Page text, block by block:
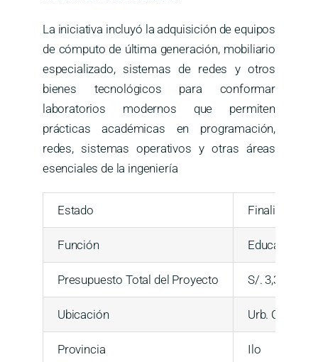
La iniciativa incluyó la adquisición de equipos
de cómputo de última generación, mobiliario
especializado, sistemas de redes y otros
bienes tecnológicos para conformar
laboratorios modernos que permiten
prácticas académicas en programación,
redes, sistemas operativos y otras áreas
esenciales de la ingeniería
Estado Finalizado
Función Educación
Presupuesto Total del Proyecto S/.
Ubicación Urb. Ciudad
Provincia Ilo